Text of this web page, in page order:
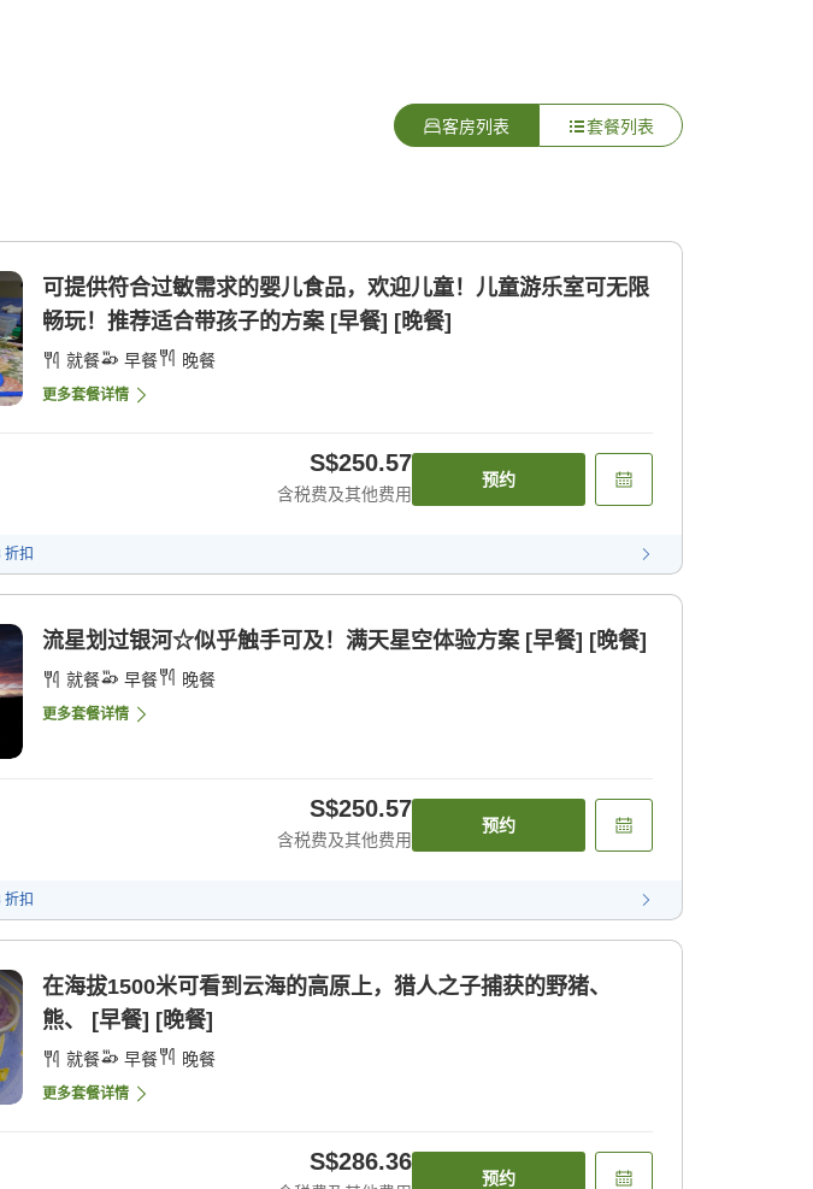
客房列表 套餐列表
可提供符合过敏需求的婴儿食品，欢迎儿童！儿童游乐室可无限
畅玩！推荐适合带孩子的方案 [早餐] [晚餐]
就餐 早餐 晚餐
更多套餐详情
S$250.57
含税费及其他费用
预约
折扣
流星划过银河☆似乎触手可及！满天星空体验方案 [早餐] [晚餐]
就餐 早餐 晚餐
更多套餐详情
S$250.57
含税费及其他费用
预约
折扣
在海拔1500米可看到云海的高原上，猎人之子捕获的野猪、
熊、 [早餐] [晚餐]
就餐 早餐 晚餐
更多套餐详情
S$286.36
预约